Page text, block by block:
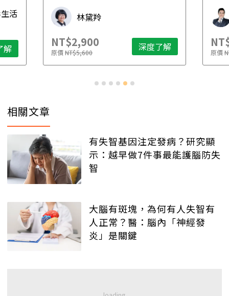
活
解
林黛羚
NT$2,900
原價NT$5,600 深度了解 原價
相關文章
有失智基因注定發病？研究顯
示：越早做7件事最能護腦防失
智
大腦有斑塊，為何有人失智有
人正常？醫：腦內「神經發
炎」是關鍵